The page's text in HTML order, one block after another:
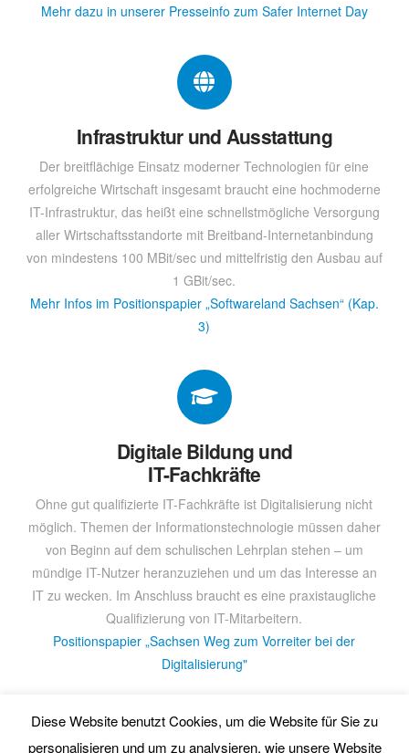
Mehr dazu in unserer Presseinfo zum Safer Internet Day
Infrastruktur und Ausstattung
Der breitflächige Einsatz moderner Technologien für eine
erfolgreiche Wirtschaft insgesamt braucht eine hochmoderne
IT-Infrastruktur, das heißt eine schnellstmögliche Versorgung
aller Wirtschaftsstandorte mit Breitband-Internetanbindung
von mindestens 100 MBit/sec und mittelfristig den Ausbau auf
1 GBit/sec.
Mehr Infos im Positionspapier „Softwareland Sachsen“ (Kap.
3)
Digitale Bildung und
IT-Fachkräfte
Ohne gut qualifizierte IT-Fachkräfte ist Digitalisierung nicht
möglich. Themen der Informationstechnologie müssen daher
von Beginn auf dem schulischen Lehrplan stehen – um
mündige IT-Nutzer heranzuziehen und um das Interesse an
IT zu wecken. Im Anschluss braucht es eine praxistaugliche
Qualifizierung von IT-Mitarbeitern.
Positionspapier „Sachsen Weg zum Vorreiter bei der
Digitalisierung"
Diese Website benutzt Cookies, um die Website für Sie zu
personalisieren und um zu analysieren, wie unsere Website